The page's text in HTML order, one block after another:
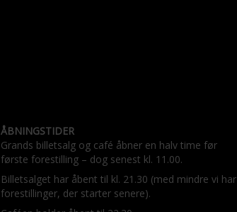
ÅBNINGSTIDER
Grands billetsalg og café åbner en halv time før
første forestilling – dog senest kl. 11.00.
Billetsalget har åbent til kl. 21.30 (med mindre vi har
forestillinger, der starter senere).